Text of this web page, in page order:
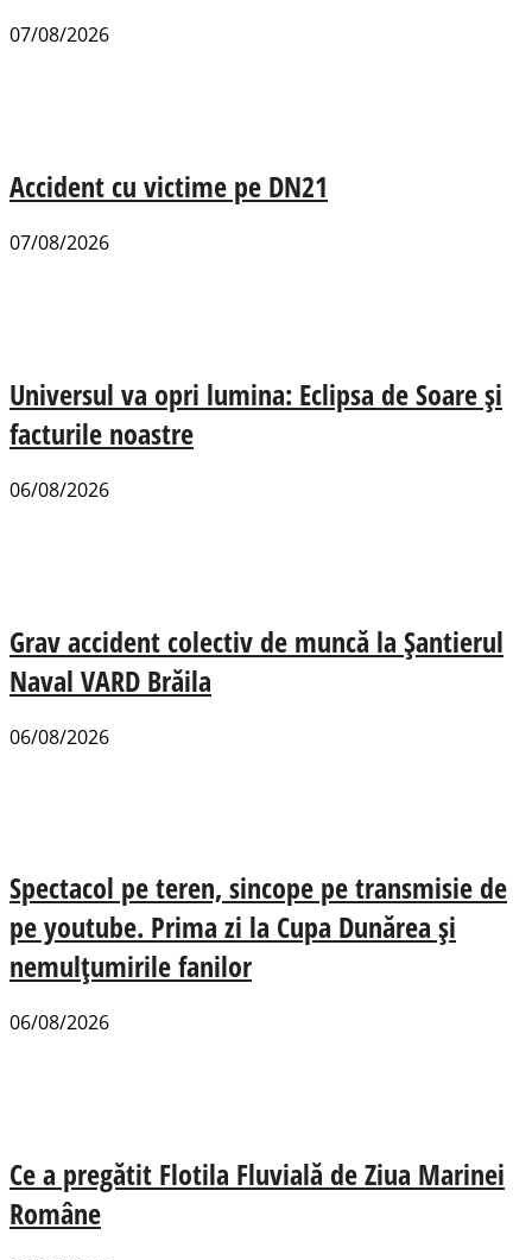
07/08/2026
Accident cu victime pe DN21
07/08/2026
Universul va opri lumina: Eclipsa de Soare și
facturile noastre
06/08/2026
Grav accident colectiv de muncă la Șantierul
Naval VARD Brăila
06/08/2026
Spectacol pe teren, sincope pe transmisie de
pe youtube. Prima zi la Cupa Dunărea și
nemulțumirile fanilor
06/08/2026
Ce a pregătit Flotila Fluvială de Ziua Marinei
Române